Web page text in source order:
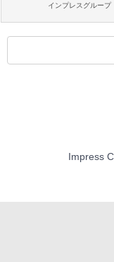
インプレスグループ
Impress